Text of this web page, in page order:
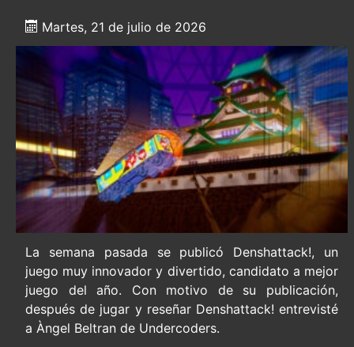
Martes, 21 de julio de 2026
La semana pasada se publicó Denshattack!, un
juego muy innovador y divertido, candidato a mejor
juego del año. Con motivo de su publicación,
después de jugar y reseñar Denshattack! entrevisté
a Àngel Beltran de Undercoders.